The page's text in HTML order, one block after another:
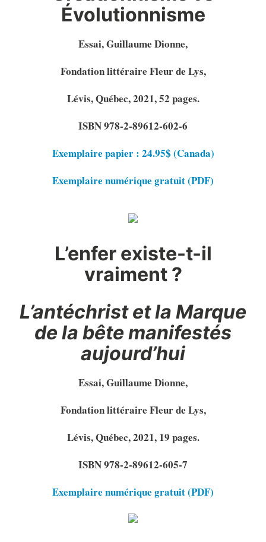
Évolutionnisme
Essai, Guillaume Dionne,
Fondation littéraire Fleur de Lys,
Lévis, Québec, 2021, 52 pages.
ISBN 978-2-89612-602-6
Exemplaire papier : 24.95$ (Canada)
Exemplaire numérique gratuit (PDF)
L’enfer existe-t-il
vraiment ?
L’antéchrist et la Marque
de la bête manifestés
aujourd’hui
Essai, Guillaume Dionne,
Fondation littéraire Fleur de Lys,
Lévis, Québec, 2021, 19 pages.
ISBN 978-2-89612-605-7
Exemplaire numérique gratuit (PDF)